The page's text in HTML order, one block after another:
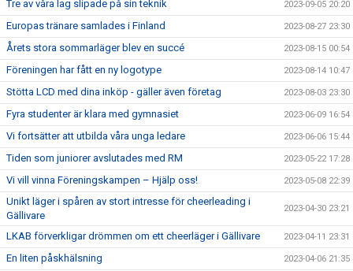
Tre av våra lag slipade på sin teknik 2023-09-05 20:20
Europas tränare samlades i Finland 2023-08-27 23:30
Årets stora sommarläger blev en succé 2023-08-15 00:54
Föreningen har fått en ny logotype 2023-08-14 10:47
Stötta LCD med dina inköp - gäller även företag 2023-08-03 23:30
Fyra studenter är klara med gymnasiet 2023-06-09 16:54
Vi fortsätter att utbilda våra unga ledare 2023-06-06 15:44
Tiden som juniorer avslutades med RM 2023-05-22 17:28
Vi vill vinna Föreningskampen – Hjälp oss! 2023-05-08 22:39
Unikt läger i spåren av stort intresse för cheerleading i
Gällivare
2023-04-30 23:21
LKAB förverkligar drömmen om ett cheerläger i Gällivare 2023-04-11 23:31
En liten påskhälsning 2023-04-06 21:35